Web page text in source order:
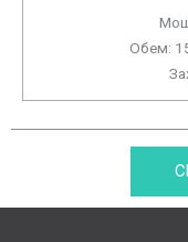
Обем: